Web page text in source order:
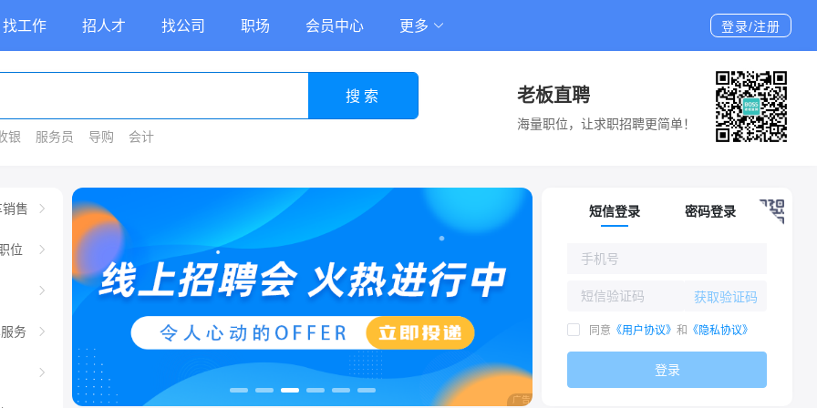
找工作 招人才 找公司 职场 会员中心 更多 登录/注册
搜 索
银 服务员 导购 会计
老板直聘
海量职位，让求职招聘更简单！
售
位
务
短信登录 密码登录
获取验证码
同意 《用户协议》 和 《隐私协议》
登录